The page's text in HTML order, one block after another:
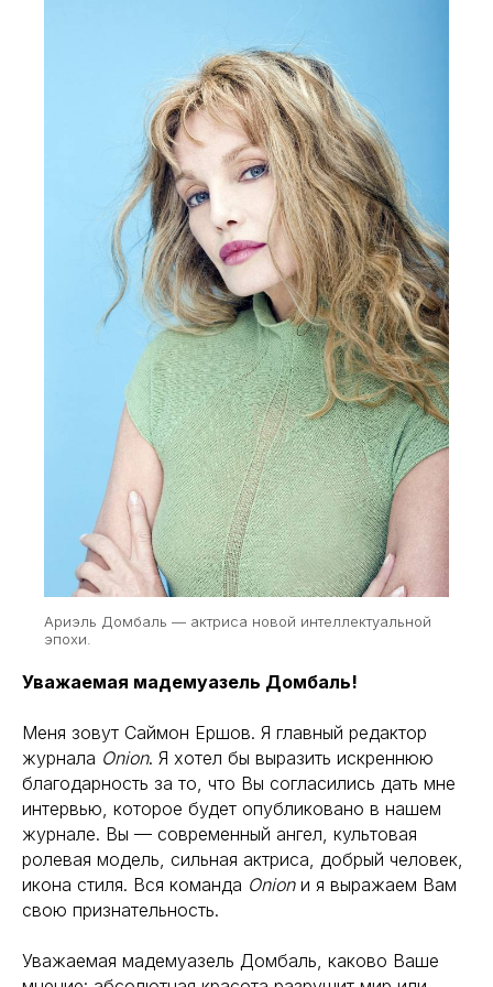
Ариэль Домбаль — актриса новой интеллектуальной
эпохи.
Уважаемая мадемуазель Домбаль!
Меня зовут Саймон Ершов. Я главный редактор
журнала Onion. Я хотел бы выразить искреннюю
благодарность за то, что Вы согласились дать мне
интервью, которое будет опубликовано в нашем
журнале. Вы — современный ангел, культовая
ролевая модель, сильная актриса, добрый человек,
икона стиля. Вся команда Onionи я выражаем Вам
свою признательность.
Уважаемая мадемуазель Домбаль, каково Ваше